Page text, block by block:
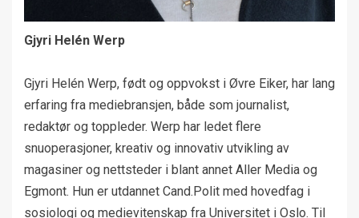
Gjyri Helén Werp
Gjyri Helén Werp, født og oppvokst i Øvre Eiker, har lang
erfaring fra mediebransjen, både som journalist,
redaktør og toppleder. Werp har ledet flere
snuoperasjoner, kreativ og innovativ utvikling av
magasiner og nettsteder i blant annet Aller Media og
Egmont. Hun er utdannet Cand.Polit med hovedfag i
sosiologi og medievitenskap fra Universitet i Oslo. Til